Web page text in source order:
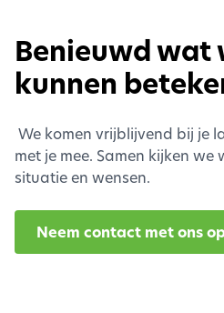
Benieuwd wat
kunnen
We komen vrijblijvend bij je
met je mee. Samen kijken
situatie en wensen.
Neem contact met ons